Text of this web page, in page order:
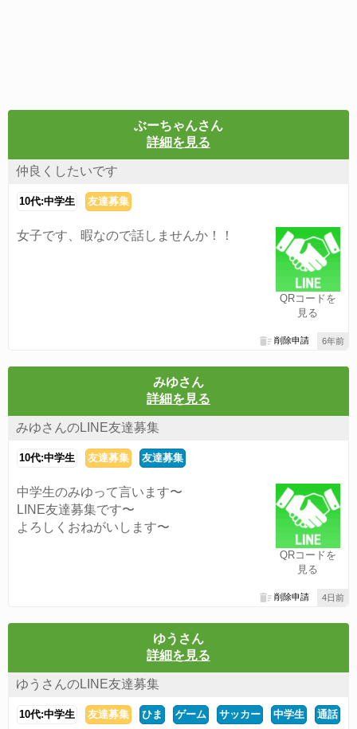
ぶーちゃんさん
詳細を見る
仲良くしたいです
10代:中学生 友達募集
QRコードを
見る
女子です、暇なので話しませんか！！
6年前
削除申請
みゆさん
詳細を見る
みゆさんのLINE友達募集
10代:中学生 友達募集 友達募集
QRコードを
見る
中学生のみゆって言います〜
LINE友達募集です〜
よろしくおねがいします〜
4日前
削除申請
ゆうさん
詳細を見る
ゆうさんのLINE友達募集
10代:中学生 友達募集 ひま ゲーム サッカー 中学生 通話